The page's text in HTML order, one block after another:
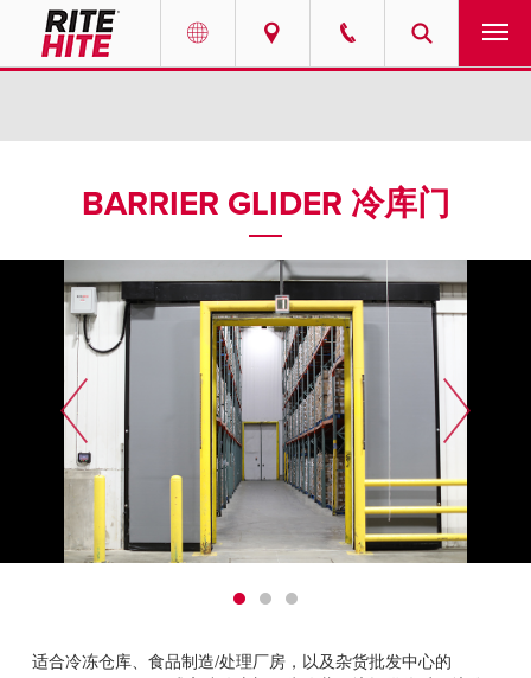
Español
Portuguese
EUROPE
English
Français
解决方案
走进瑞泰
联系我们
新闻
资源中心
帮助
BARRIER GLIDER 冷库门
适合冷冻仓库、食品制造/处理厂房，以及杂货批发中心的